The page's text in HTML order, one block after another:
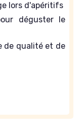
lors d'apéritifs
déguster le
de qualité et de